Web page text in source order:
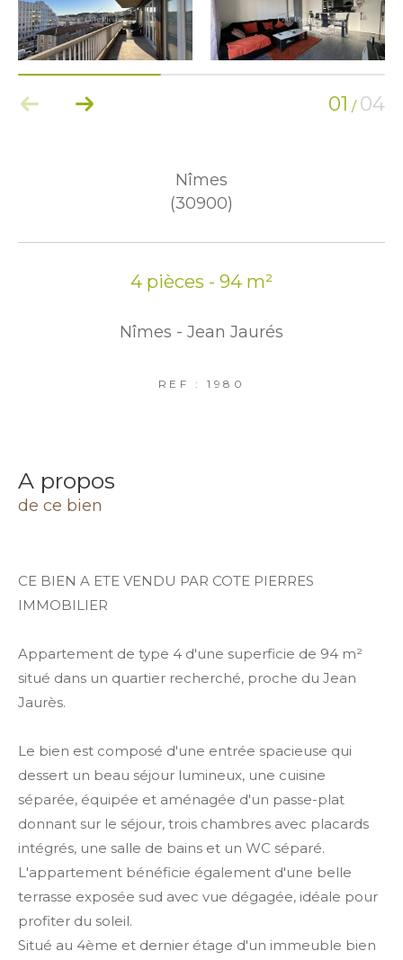
01 / 04
Nîmes
(30900)
4 pièces - 94 m²
Nîmes - Jean Jaurés
REF : 1980
a propos
de ce bien
CE BIEN A ETE VENDU PAR COTE PIERRES
IMMOBILIER
Appartement de type 4 d'une superficie de 94 m²
situé dans un quartier recherché, proche du Jean
Jaurès.
Le bien est composé d'une entrée spacieuse qui
dessert un beau séjour lumineux, une cuisine
séparée, équipée et aménagée d'un passe-plat
donnant sur le séjour, trois chambres avec placards
intégrés, une salle de bains et un WC séparé.
L'appartement bénéficie également d'une belle
terrasse exposée sud avec vue dégagée, idéale pour
profiter du soleil.
Situé au 4ème et dernier étage d'un immeuble bien